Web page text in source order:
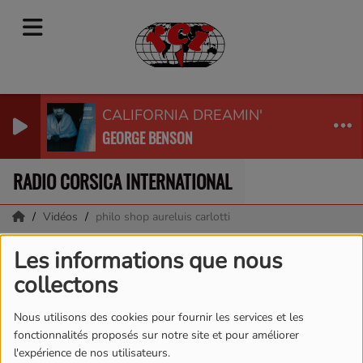
Les informations que nous
collectons
Nous utilisons des cookies pour fournir les services et les
fonctionnalités proposés sur notre site et pour améliorer
l'expérience de nos utilisateurs.
CALIFORNIA DREAMIN'
GEORGE BENSON
RADIO CORSICA INTERNATIONAL
Vidéos philo shop aureluis carlotti
philo shop aureluis
carlotti